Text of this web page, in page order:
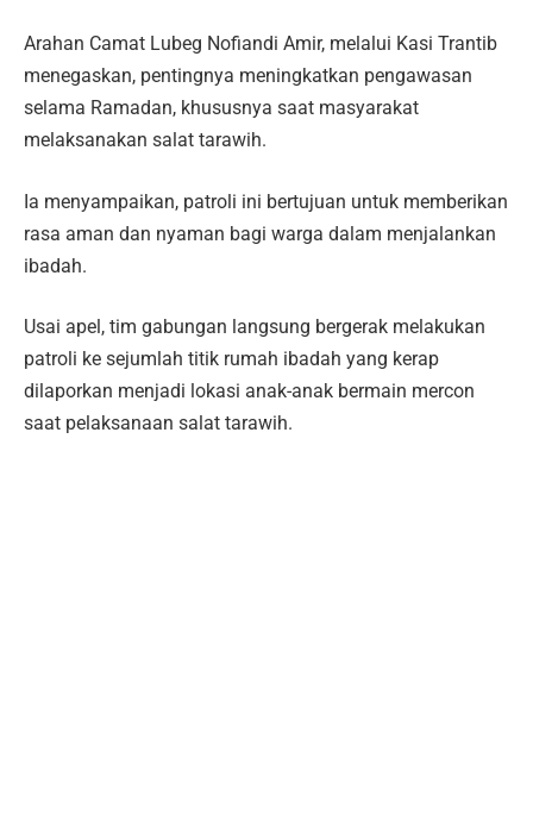
Arahan Camat Lubeg Nofiandi Amir, melalui Kasi Trantib
menegaskan, pentingnya meningkatkan pengawasan
selama Ramadan, khususnya saat masyarakat
melaksanakan salat tarawih.
Ia menyampaikan, patroli ini bertujuan untuk memberikan
rasa aman dan nyaman bagi warga dalam menjalankan
ibadah.
Usai apel, tim gabungan langsung bergerak melakukan
patroli ke sejumlah titik rumah ibadah yang kerap
dilaporkan menjadi lokasi anak-anak bermain mercon
saat pelaksanaan salat tarawih.